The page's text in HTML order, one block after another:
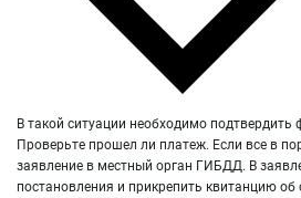
В такой ситуации необходимо
Проверьте прошел ли платеж. Если все в
заявление в местный орган ГИБДД. В
постановления и прикрепить квитанцию